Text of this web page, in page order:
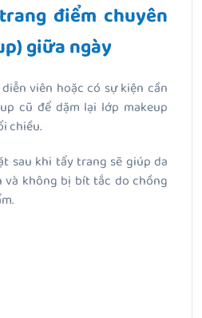
điểm chuyên
giữa ngày
viên hoặc có sự kiện cần
cũ để dặm lại lớp makeup
chiều.
sau khi tẩy trang sẽ giúp da
và không bị bít tắc do chồng